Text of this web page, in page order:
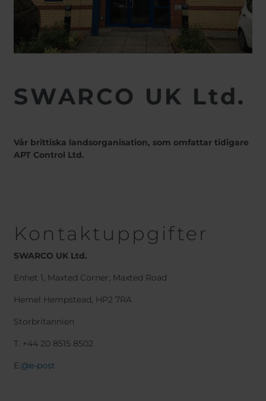
SWARCO UK Ltd.
Vår brittiska landsorganisation, som omfattar tidigare
APT Control Ltd.
Kontaktuppgifter
SWARCO UK Ltd.
Enhet 1, Maxted Corner, Maxted Road
Hemel Hempstead, HP2 7RA
Storbritannien
T. +44 20 8515 8502
E.@e-post